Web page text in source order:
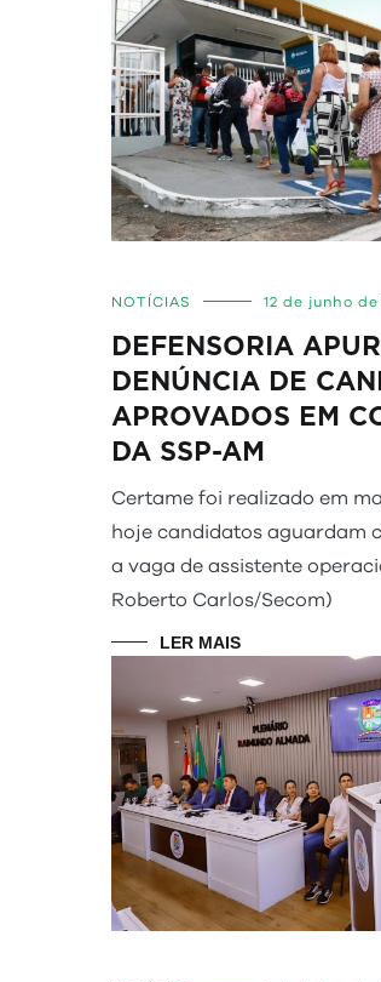
NOTÍCIAS 12 de junho de
DEFENSORIA
DENÚNCIA DE
APROVADOS EM
DA SSP-AM
Certame foi realizado em
hoje candidatos aguardam
a vaga de assistente
Roberto Carlos/Secom)
LER MAIS